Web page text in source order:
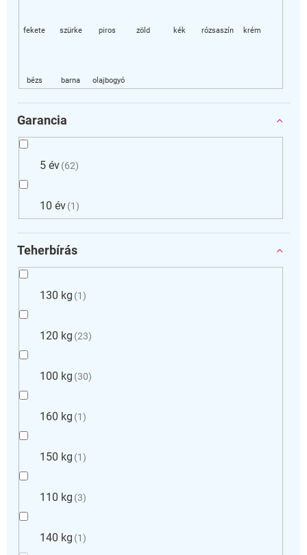
Garancia
5 év 62
10 év 1
Teherbírás
130 kg 1
120 kg 23
100 kg 30
160 kg 1
150 kg 1
110 kg 3
140 kg 1